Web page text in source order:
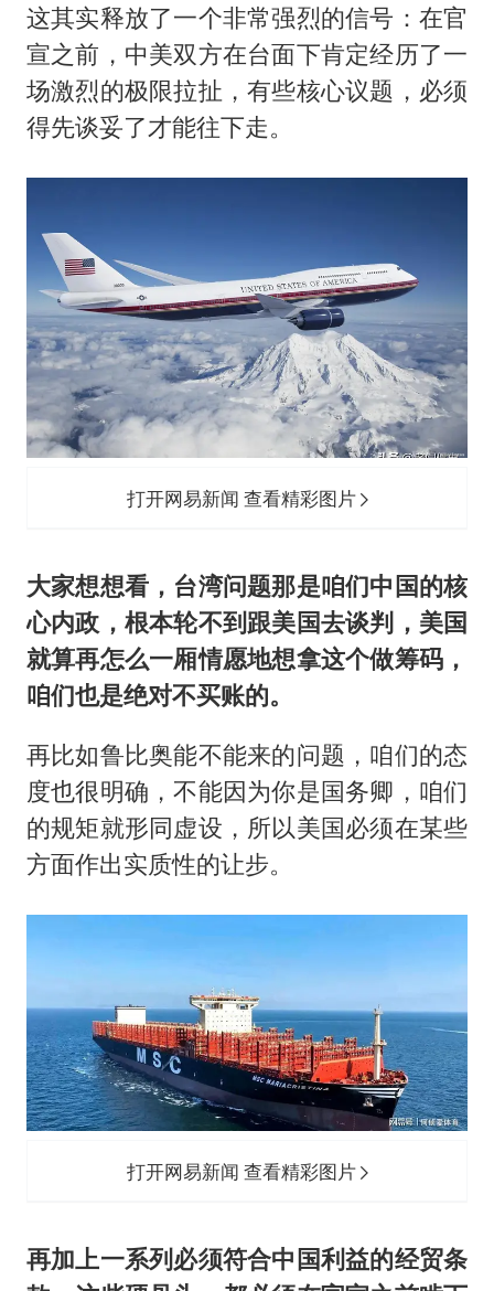
这其实释放了一个非常强烈的信号：在官
宣之前，中美双方在台面下肯定经历了一
场激烈的极限拉扯，有些核心议题，必须
得先谈妥了才能往下走。
打开网易新闻 查看精彩图片
大家想想看，台湾问题那是咱们中国的核
心内政，根本轮不到跟美国去谈判，美国
就算再怎么一厢情愿地想拿这个做筹码，
咱们也是绝对不买账的。
再比如鲁比奥能不能来的问题，咱们的态
度也很明确，不能因为你是国务卿，咱们
的规矩就形同虚设，所以美国必须在某些
方面作出实质性的让步。
打开网易新闻 查看精彩图片
再加上一系列必须符合中国利益的经贸条